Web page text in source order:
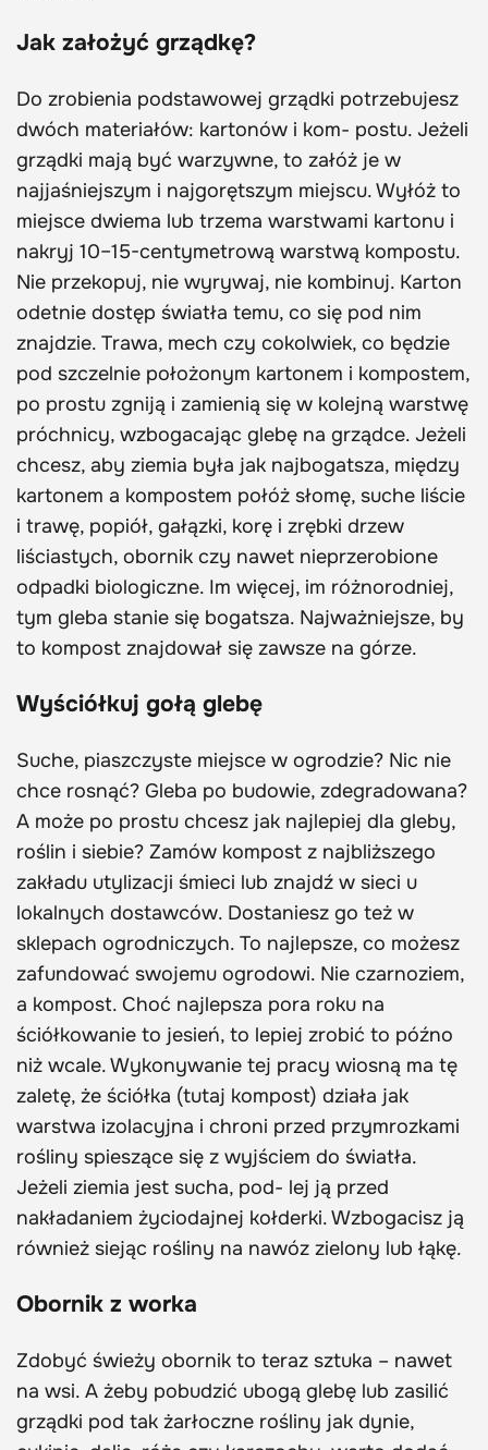
Jak założyć grządkę?
Do zrobienia podstawowej grządki potrzebujesz
dwóch materiałów: kartonów i kom- postu. Jeżeli
grządki mają być warzywne, to załóż je w
najjaśniejszym i najgorętszym miejscu. Wyłóż to
miejsce dwiema lub trzema warstwami kartonu i
nakryj 10–15-centymetrową warstwą kompostu.
Nie przekopuj, nie wyrywaj, nie kombinuj. Karton
odetnie dostęp światła temu, co się pod nim
znajdzie. Trawa, mech czy cokolwiek, co będzie
pod szczelnie położonym kartonem i kompostem,
po prostu zgniją i zamienią się w kolejną warstwę
próchnicy, wzbogacając glebę na grządce. Jeżeli
chcesz, aby ziemia była jak najbogatsza, między
kartonem a kompostem połóż słomę, suche liście
i trawę, popiół, gałązki, korę i zrębki drzew
liściastych, obornik czy nawet nieprzerobione
odpadki biologiczne. Im więcej, im różnorodniej,
tym gleba stanie się bogatsza. Najważniejsze, by
to kompost znajdował się zawsze na górze.
Wyściółkuj gołą glebę
Suche, piaszczyste miejsce w ogrodzie? Nic nie
chce rosnąć? Gleba po budowie, zdegradowana?
A może po prostu chcesz jak najlepiej dla gleby,
roślin i siebie? Zamów kompost z najbliższego
zakładu utylizacji śmieci lub znajdź w sieci u
lokalnych dostawców. Dostaniesz go też w
sklepach ogrodniczych. To najlepsze, co możesz
zafundować swojemu ogrodowi. Nie czarnoziem,
a kompost. Choć najlepsza pora roku na
ściółkowanie to jesień, to lepiej zrobić to późno
niż wcale. Wykonywanie tej pracy wiosną ma tę
zaletę, że ściółka (tutaj kompost) działa jak
warstwa izolacyjna i chroni przed przymrozkami
rośliny spieszące się z wyjściem do światła.
Jeżeli ziemia jest sucha, pod- lej ją przed
nakładaniem życiodajnej kołderki. Wzbogacisz ją
również siejąc rośliny na nawóz zielony lub łąkę.
Obornik z worka
Zdobyć świeży obornik to teraz sztuka – nawet
na wsi. A żeby pobudzić ubogą glebę lub zasilić
grządki pod tak żarłoczne rośliny jak dynie,